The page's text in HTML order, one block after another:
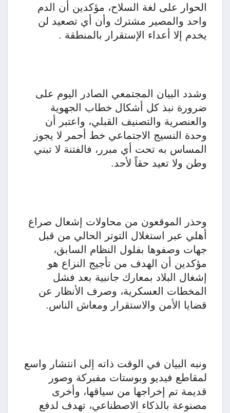
الحوار على لغة السلاح، مؤكدين أن الدم
واحد والمصير مشترك وأن أي تصعيد لن
يخدم إلا أعداء الإستقرار بالمنطقة .
وشدد البيان المجتمعي الصادر اليوم على
ضرورة نبذ كل أشكال خطاب الجهوية
والعنصرية والتصنيف القبلي، واعتبر أن
وحدة النسيج الاجتماعي خط أحمر لا يجوز
المساس به تحت أي مبرر، فالفتنة لا تبني
وطن ولا تعيد حقاً لأحد.
وحذر الموقعون من محاولات إشعال صراع
أهلي عبر استغلال التوتر الحالي من قبل
جهات وصفوها بفلول النظام السابق،
مؤكدين أن الهدف من تأجيج النزاع هو
إشغال البلاد بمعارك جانبية بعد فشل
المخطات العسكرية، وصرف الأنظار عن
قضايا الأمن والاستقرار ومعاش الناس.
ونبه البيان في الوقت ذاته إلى انتشار واسع
لمقاطع فيديو وبوستات مفبركة وصور
قديمة تم إخراجها من سياقها، وأخرى
مصنوعة بالذكاء الاصطناعي، تهدف لدفع